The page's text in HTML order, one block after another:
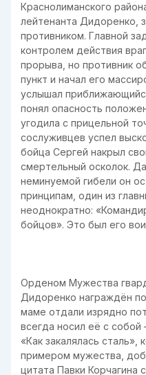
Краснолиманского
лейтенанта Дидоренко,
противником. Главной
контролем действия
прорыва, но противник
пункт и начал его
услышал
понял опасность
угодила с прицельной
сослуживцев успел
бойца Сергей накрыл
смертельный осколок.
неминуемой гибели он
принципам, один из
неоднократно:
бойцов». Это был его
Орденом Мужества
Дидоренко награждён
маме отдали изрядно
всегда носил её с
«Как закалялась сталь»,
примером мужества,
цитата Павки Корчагина